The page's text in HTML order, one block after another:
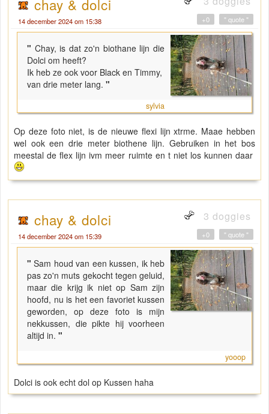
chay & dolci
14 december 2024 om 15:38 " quote "
+0
" Chay, is dat zo'n biothane lijn die
Dolci om heeft?
Ik heb ze ook voor Black en Timmy,
van drie meter lang. "
sylvia
Op deze foto niet, is de nieuwe flexi lijn xtrme. Maae hebben
wel ook een drie meter biothene lijn. Gebruiken in het bos
meestal de flex lijn ivm meer ruimte en t niet los kunnen daar
chay & dolci 3 doggies
14 december 2024 om 15:39 " quote "
+0
"Sam houd van een kussen, ik heb
pas zo'n muts gekocht tegen geluid,
maar die krijg ik niet op Sam zijn
hoofd, nu is het een favoriet kussen
geworden, op deze foto is mijn
nekkussen, die pikte hij voorheen
altijd in. "
yooop
Dolci is ook echt dol op Kussen haha